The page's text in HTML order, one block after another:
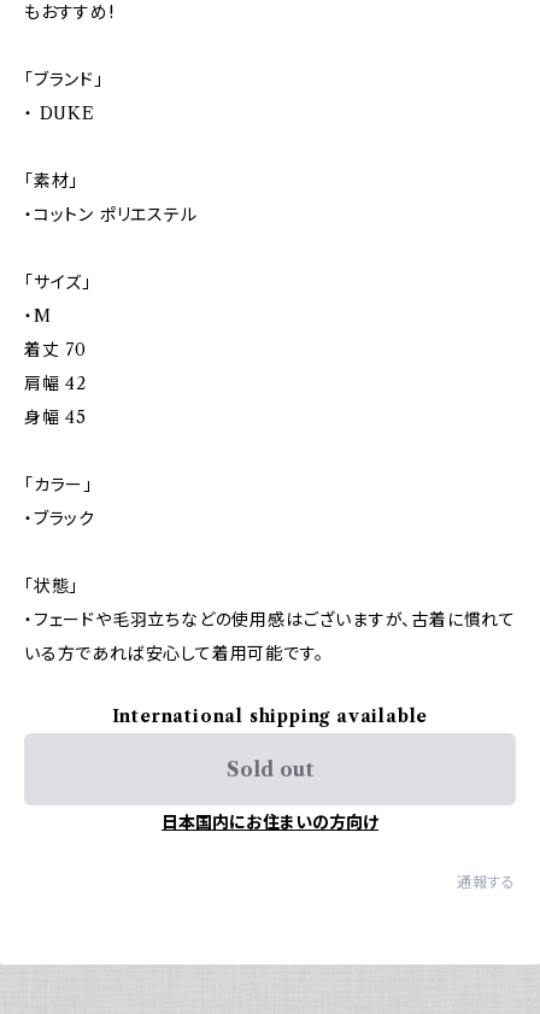
もおすすめ!
「ブランド」
・ DUKE
「素材」
・コットン ポリエステル
「サイズ」
・M
着丈 70
肩幅 42
身幅 45
「カラー」
・ブラック
「状態」
・フェードや毛羽立ちなどの使用感はございますが、古着に慣れて
いる方であれば安心して着用可能です。
International shipping available
Sold out
日本国内にお住まいの方向け
通報する